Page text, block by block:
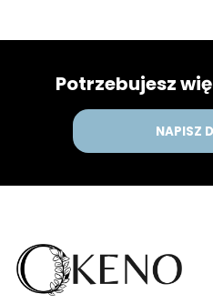
Potrzebujesz
NAPISZ